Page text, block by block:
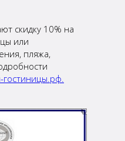
скидку 10% на
или
пляжа,
гостиницы.рф.